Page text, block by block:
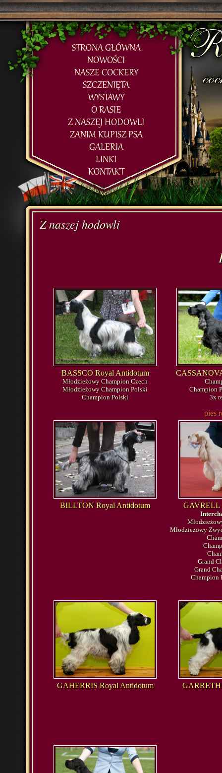
Z naszej hodowli
BASSCO Royal Antidotum
Młodzieżowy Champion Czech
Młodzieżowy Champion Polski
Champion Polski
Champion
3x
BILLTON Royal Antidotum
pies
GAVRELL
Młodzieżowy
Grand
Grand
Champion
GAHERRIS Royal Antidotum GARRETH